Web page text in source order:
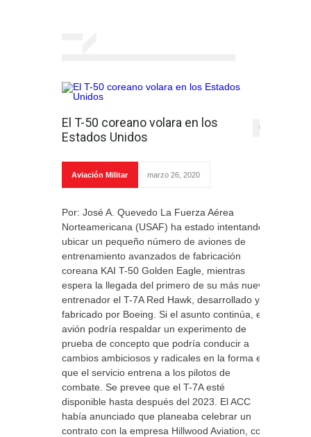
El T-50 coreano volara en los
Estados Unidos
0
Aviación Militar marzo 26, 2020
Por: José A. Quevedo La Fuerza Aérea
Norteamericana (USAF) ha estado intentando
ubicar un pequeño número de aviones de
entrenamiento avanzados de fabricación
coreana KAI T-50 Golden Eagle, mientras
espera la llegada del primero de su más nuevo
entrenador el T-7A Red Hawk, desarrollado y
fabricado por Boeing. Si el asunto continúa, el
avión podría respaldar un experimento de
prueba de concepto que podría conducir a
cambios ambiciosos y radicales en la forma en
que el servicio entrena a los pilotos de
combate. Se prevee que el T-7A esté
disponible hasta después del 2023. El ACC
había anunciado que planeaba celebrar un
contrato con la empresa Hillwood Aviation, con